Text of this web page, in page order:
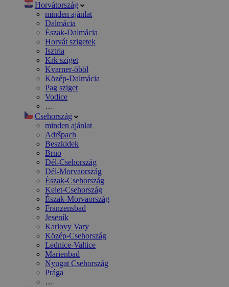
Horvátország
minden ajánlat
Dalmácia
Észak-Dalmácia
Horvát szigetek
Isztria
Krk sziget
Kvarner-öböl
Közép-Dalmácia
Pag sziget
Vodice
…
Csehország
minden ajánlat
Adršpach
Beszkidek
Brno
Dél-Csehország
Dél-Morvaország
Észak-Csehország
Kelet-Csehország
Észak-Morvaország
Franzensbad
Jeseník
Karlovy Vary
Közép-Csehország
Lednice-Valtice
Marienbad
Nyugat Csehország
Prága
…